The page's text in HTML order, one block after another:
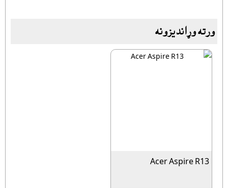
ورته وړانديزونه
Acer Aspire R13